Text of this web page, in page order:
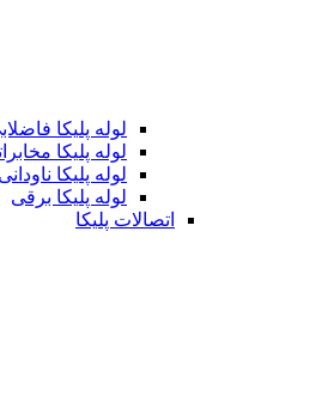
لوله پلیکا
لوله پلیکا
لوله پلیکا ناودانی
لوله پلیکا برقی
اتصالات پلیکا